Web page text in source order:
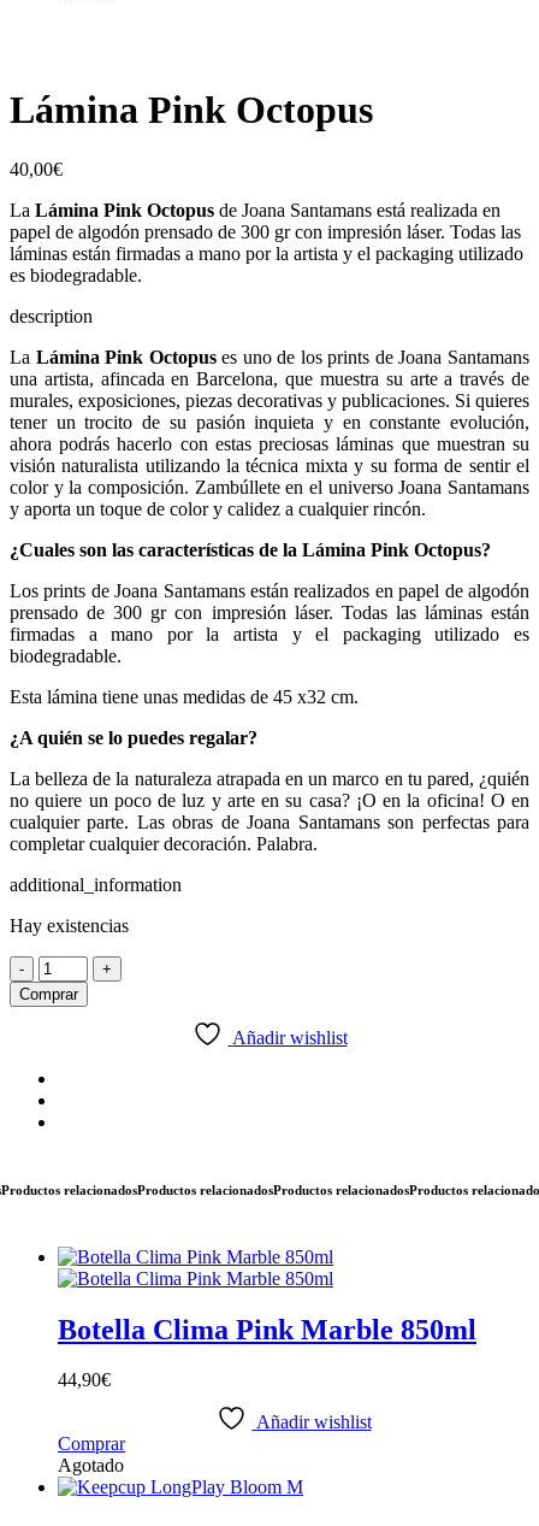
Lámina Pink Octopus
40,00€
La Lámina Pink Octopus de Joana Santamans está realizada en
papel de algodón prensado de 300 gr con impresión láser. Todas las
láminas están firmadas a mano por la artista y el packaging utilizado
es biodegradable.
description
La Lámina Pink Octopuses uno de los prints de Joana Santamans
una artista, afincada en Barcelona, que muestra su arte a través de
murales, exposiciones, piezas decorativas y publicaciones. Si quieres
tener un trocito de su pasión inquieta y en constante evolución,
ahora podrás hacerlo con estas preciosas láminas que muestran su
visión naturalista utilizando la técnica mixta y su forma de sentir el
color y la composición. Zambúllete en el universo Joana Santamans
y aporta un toque de color y calidez a cualquier rincón.
¿Cuales son las características de la Lámina Pink Octopus?
Los prints de Joana Santamans están realizados en papel de algodón
prensado de 300 gr con impresión láser. Todas las láminas están
firmadas a mano por la artista y el packaging utilizado es
biodegradable.
Esta lámina tiene unas medidas de 45 x32 cm.
¿A quién se lo puedes regalar?
La belleza de la naturaleza atrapada en un marco en tu pared, ¿quién
no quiere un poco de luz y arte en su casa? ¡O en la oficina! O en
cualquier parte. Las obras de Joana Santamans son perfectas para
completar cualquier decoración. Palabra.
additional_information
Hay existencias
-
Lámina
Pink
Octopus
+
Comprar
Añadir wishlist
relacionadosProductos relacionadosProductos relacionadosProductos relacionados
Botella Clima Pink Marble 850ml
44,90€
Añadir wishlist
Comprar
Agotado